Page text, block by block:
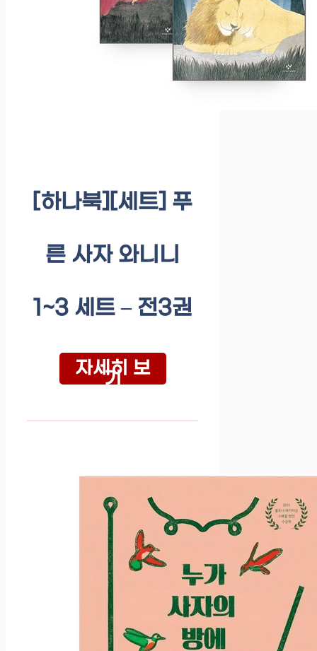
[하나북][세트] 푸
른 사자 와니니
1~3 세트 – 전3권
자세히 보
기